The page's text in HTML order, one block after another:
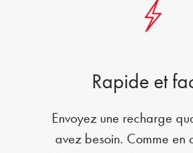
Rapide et
Envoyez une recharge
avez besoin. Comme en